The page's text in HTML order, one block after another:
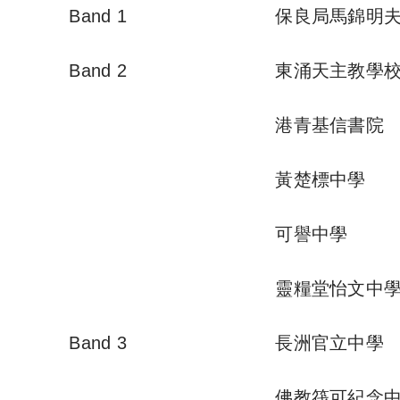
Band 1 保良局馬錦明
Band 2 東涌天主教學校
港青基信書院
黃楚標中學
可譽中學
靈糧堂怡文中學
Band 3 長洲官立中學